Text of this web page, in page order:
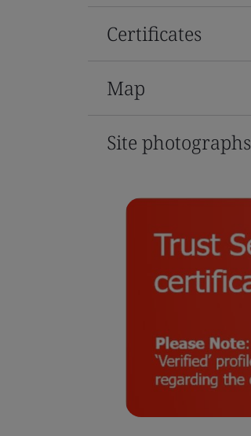
Certificates
Map
Site photographs